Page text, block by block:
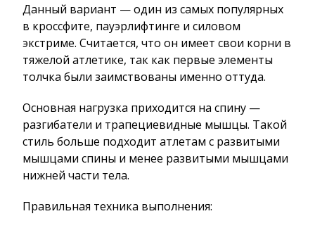
Данный вариант — один из самых популярных
в кроссфите, пауэрлифтинге и силовом
экстриме. Считается, что он имеет свои корни в
тяжелой атлетике, так как первые элементы
толчка были заимствованы именно оттуда.
Основная нагрузка приходится на спину —
разгибатели и трапециевидные мышцы. Такой
стиль больше подходит атлетам с развитыми
мышцами спины и менее развитыми мышцами
нижней части тела.
Правильная техника выполнения: